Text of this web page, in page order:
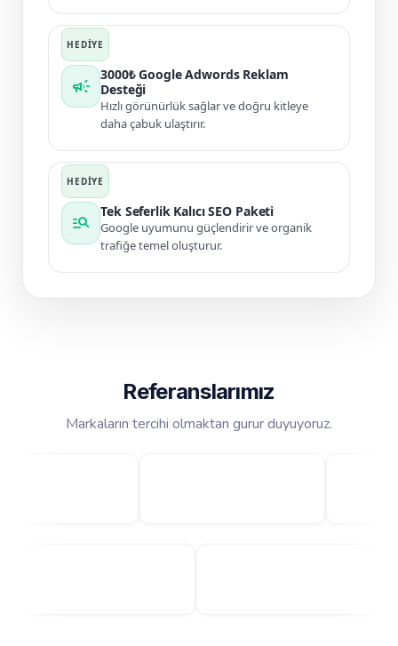
campaign
3000₺ Google Adwords Reklam
Desteği
Hızlı görünürlük sağlar ve doğru kitleye
daha çabuk ulaştırır.
manage_search
Tek Seferlik Kalıcı SEO Paketi
Google uyumunu güçlendirir ve organik
trafiğe temel oluşturur.
Referanslarımız
Markaların tercihi olmaktan gurur duyuyoruz.